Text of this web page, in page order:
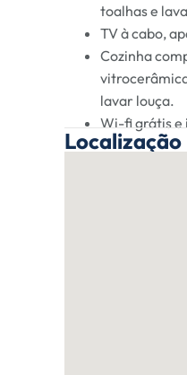
toalhas e
TV à cabo,
Cozinha
lavar louça.
Wi-fi grátis e
Localização